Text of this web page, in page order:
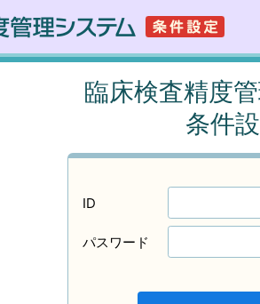
臨床検査精度
条件
ID
パスワード